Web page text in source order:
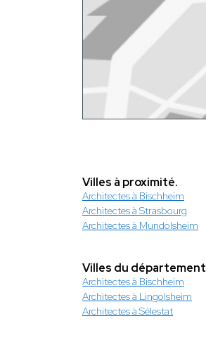
Villes à proximité.
Architectes à Bischheim
Architectes à Strasbourg
Architectes à Mundolsheim
Villes du département
Architectes à Bischheim
Architectes à Lingolsheim
Architectes à Sélestat